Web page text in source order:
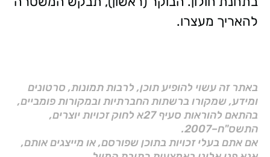
להאריך מעצרו.
באתר זה עשוי להופיע תוכן, לרבות תמונות, סרטונים
ומידע, שמקורו ברשתות החברתיות ובמקורות פומביים,
בהתאם להוראות סעיף 27א לחוק זכויות יוצרים,
התשס"ח–2007.
אם אתם בעלי זכויות בתוכן שפורסם, או מייצגים אותם,